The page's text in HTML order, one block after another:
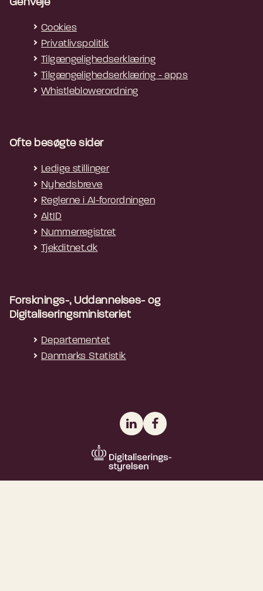
Genveje
Cookies
Privatlivspolitik
Tilgængelighedserklæring
Tilgængelighedserklæring - apps
Whistleblowerordning
Ofte besøgte sider
Ledige stillinger
Nyhedsbreve
Reglerne i AI-forordningen
AltID
Nummerregistret
Tjekditnet.dk
Forsknings-, Uddannelses- og
Digitaliseringsministeriet
Departementet
Danmarks Statistik
LinkedInFacebook